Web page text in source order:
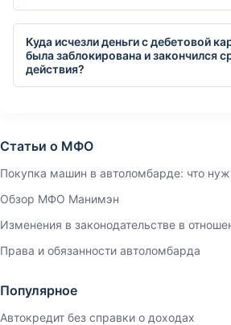
Куда исчезли деньги с дебетовой
была заблокирована и закончился
действия?
Статьи о МФО
Покупка машин в автоломбарде: что
Обзор МФО Манимэн
Изменения в законодательстве в
Права и обязанности автоломбарда
Популярное
Автокредит без справки о доходах